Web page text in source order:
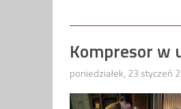
Kompresor w
poniedziałek, 23 styczeń